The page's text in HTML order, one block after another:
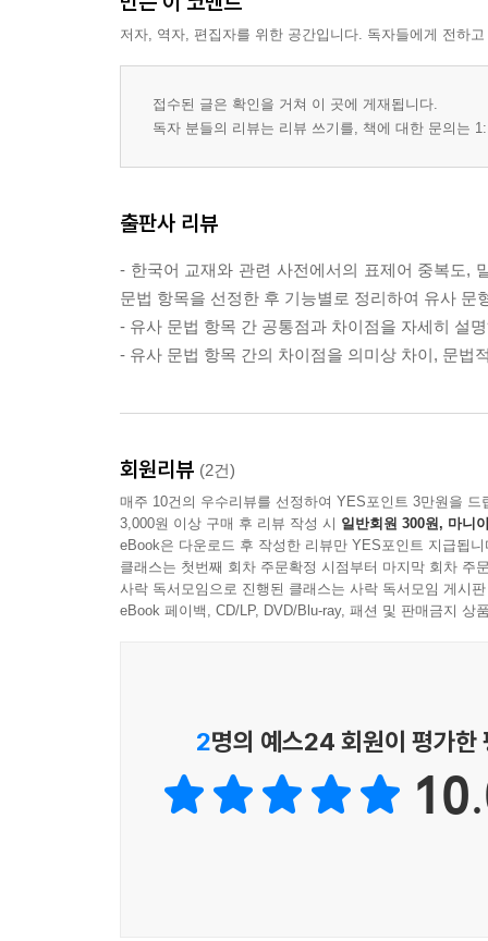
3.9 접속
: 과/와, 하고, 이랑
3.10 주체
: 이/가, 은/는
3.10 차선
4장. 연결 표현
4.1 결과 표현
: -은 결과, -은 끝에, 은 나머지
4.2 기회 표현
: -은/는 김에, -는 길에
: -지만, -는데, -으나, -은/는 반면에, -은/는 대신에,
: -으려고, -으러, -고자, -게, -게끔, -도록, -으라고
4.5 시간 표현(선후관계)
: -고, -고서, -어서, -고 나서, -은 다음에, -은 후에, -
4.6 시간 표현(동시관계)
: -으며, -으면서, -을 때, -는 동안에, -는 중에, -는
4.7 양보 표현
:-으면, -어야, -거든, -는다면, -어야지
4.10 즉시 순차 표현
: -자, -자마자, -기가 무섭게, -는 대로
저자, 역자, 편집자를 위한 공간입니다. 독자들에게 전하
접수된 글은 확인을 거쳐 이 곳에 게재됩니다.
독자 분들의 리뷰는 리뷰 쓰기를, 책에 대한 문의는
출판사 리뷰
- 한국어 교재와 관련 사전에서의 표제어 중복도,
문법 항목을 선정한 후 기능별로 정리하여 유사 문
- 유사 문법 항목 간 공통점과 차이점을 자세히 설
- 유사 문법 항목 간의 차이점을 의미상 차이, 문법
회원리뷰 (2건)
매주 10건의 우수리뷰를 선정하여 YES포인트 3만원을 드
3,000원 이상 구매 후 리뷰 작성 시 일반회원 300원, 마니
eBook은 다운로드 후 작성한 리뷰만 YES포인트 지급됩니
클래스는 첫번째 회차 주문확정 시점부터 마지막 회차 주
사락 독서모임으로 진행된 클래스는 사락 독서모임 게시
eBook 페이백, CD/LP, DVD/Blu-ray, 패션 및 판매금지 상
2명의 예스24 회원이 평가한